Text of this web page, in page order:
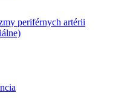
periférnych artérii